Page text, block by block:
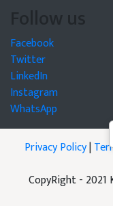
Follow us
Facebook
Twitter
LinkedIn
Instagram
WhatsApp
Privacy Policy|
CopyRight - 2021